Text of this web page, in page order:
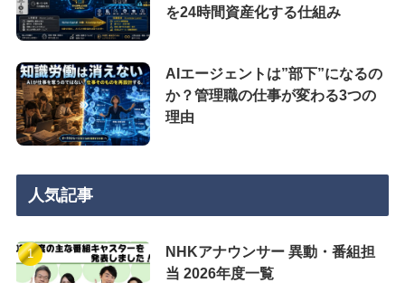
を24時間資産化する仕組み
AIエージェントは”部下”になるの
か？管理職の仕事が変わる3つの
理由
人気記事
NHKアナウンサー 異動・番組担
当 2026年度一覧